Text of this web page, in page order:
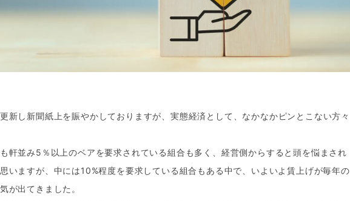
新し新聞紙上を賑やかしておりますが、実態経済として、なかなかピンとこない方々
軒並み5％以上のベアを要求されている組合も多く、経営側からすると頭を悩まされ
いますが、中には10%程度を要求している組合もある中で、いよいよ賃上げが毎年の
が出てきました。